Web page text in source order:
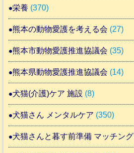
栄養 (370)
熊本の動物愛護を考える会 (27)
熊本市動物愛護推進協議会 (35)
熊本県動物愛護推進協議会 (14)
犬猫(介護)ケア 施設 (8)
犬猫さん メンタルケア (350)
犬猫さんと暮す前準備 マッチング